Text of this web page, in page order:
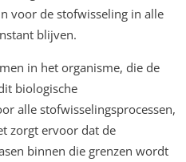
voor de stofwisseling in alle
blijven.
in het organisme, die de
biologische
alle stofwisselingsprocessen,
zorgt ervoor dat de
binnen die grenzen wordt